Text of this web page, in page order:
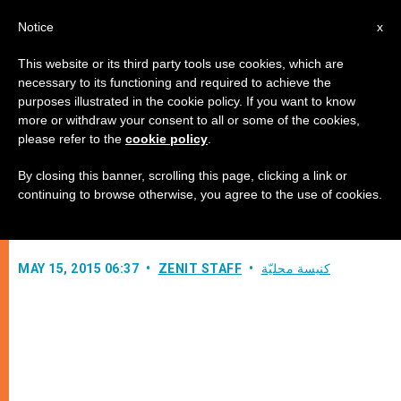
الكاردينال توران: "كيف يكون الإنسان
MAY 15, 2015 06:37 ZENIT STAFF كنيسة محليّة
x
Notice
This website or its third party tools use cookies, which are
necessary to its functioning and required to achieve the
purposes illustrated in the cookie policy. If you want to know
more or withdraw your consent to all or some of the cookies,
please refer to the cookie policy
By closing this banner, scrolling this page, clicking a link or
continuing to browse otherwise, you agree to the use of cookies.